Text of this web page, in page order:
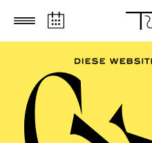
Zum Hauptinhalt springen